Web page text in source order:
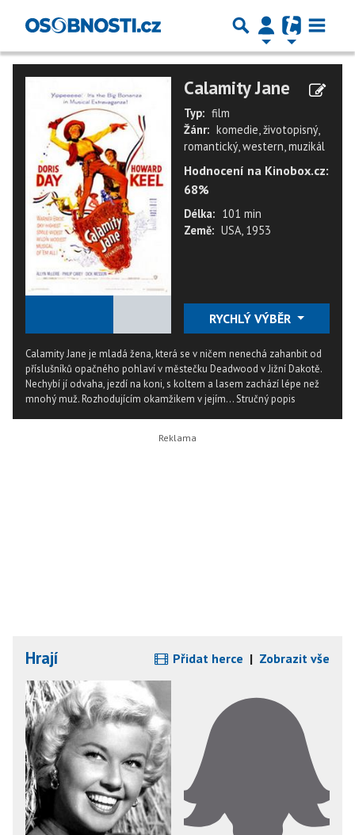
Calamity Jane
Typ: film
Žánr: komedie, životopisný,
romantický, western, muzikál
Hodnocení na Kinobox.cz:
68%
Délka: 101 min
Země: USA, 1953
RYCHLÝ VÝBĚR
Calamity Jane je mladá žena, která se v ničem nenechá zahanbit od
příslušníků opačného pohlaví v městečku Deadwood v Jižní Dakotě.
Nechybí jí odvaha, jezdí na koni, s koltem a lasem zachází lépe než
mnohý muž. Rozhodujícím okamžikem v jejím...Stručný popis
Hrají Přidat herce | Zobrazit vše